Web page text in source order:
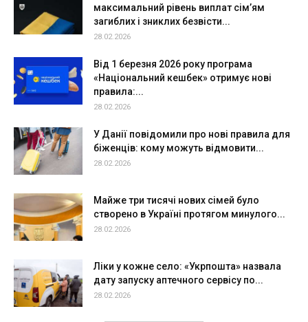
максимальний рівень виплат сім’ям
загиблих і зниклих безвісти...
28.02.2026
Від 1 березня 2026 року програма
«Національний кешбек» отримує нові
правила:...
28.02.2026
У Данії повідомили про нові правила для
біженців: кому можуть відмовити...
28.02.2026
Майже три тисячі нових сімей було
створено в Україні протягом минулого...
28.02.2026
Ліки у кожне село: «Укрпошта» назвала
дату запуску аптечного сервісу по...
28.02.2026